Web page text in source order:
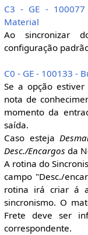
C3 - GE -
Material
Ao sincronizar
configuração
C0 - GE - 100133 -
Se a opção estiver
nota de
momento da
saída.
Caso esteja
Desc./Encargos da
A rotina do
campo "Desc./
rotina irá criar á
sincronismo. O
Frete deve ser
correspondente.